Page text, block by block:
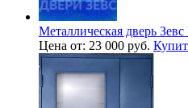
Металлическая дверь
Цена от: 23 000 руб.